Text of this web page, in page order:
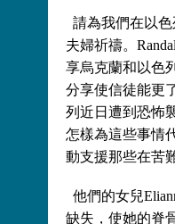
請為我們在以色
夫婦祈禱。
享烏克蘭和以色
分享使信徒能更
列近日遭到恐怖
怎樣為這些事情
動支援那些在苦
他們的女兒
缺失，使她的脊